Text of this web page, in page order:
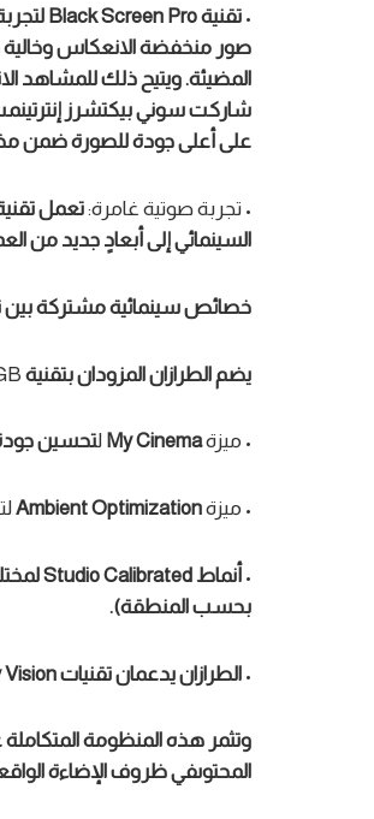
• تقنيةBlack Screen Pro
صور منخفضةالانعكاس وخالية
المضيئة. ويتيح ذلك للمشاهد
شاركت سوني بيكتشرز
علىأعلىجودةللصورةضمن
• تجربة صوتية غامرة:تعمل
السينمائيإلى أبعادٍ جديد من
خصائص سينمائية مشتركة بين
يضم الطرازان المزودان بتقنية
• ميزةMy Cinema لتحسين
• ميزةAmbient Optimization
• أنماطStudio Calibratedل
بحسب المنطقة)
.
• الطرازانيدعمان تقنيات
وتثمر هذه المنظومةالمتكاملة
المحتوىفي ظروف الإضاءة